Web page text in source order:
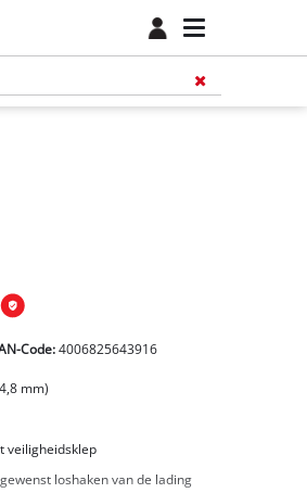
Code:4006825643916
mm)
veiligheidsklep
loshaken van de lading